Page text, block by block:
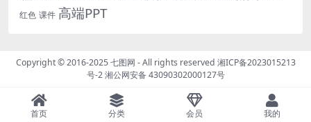
红色 课件 高端PPT
Copyright © 2016-2025七图网 - All rights reserved 湘ICP备2023015213
号-2湘公网安备 43090302000127号
首页 分类 会员 我的